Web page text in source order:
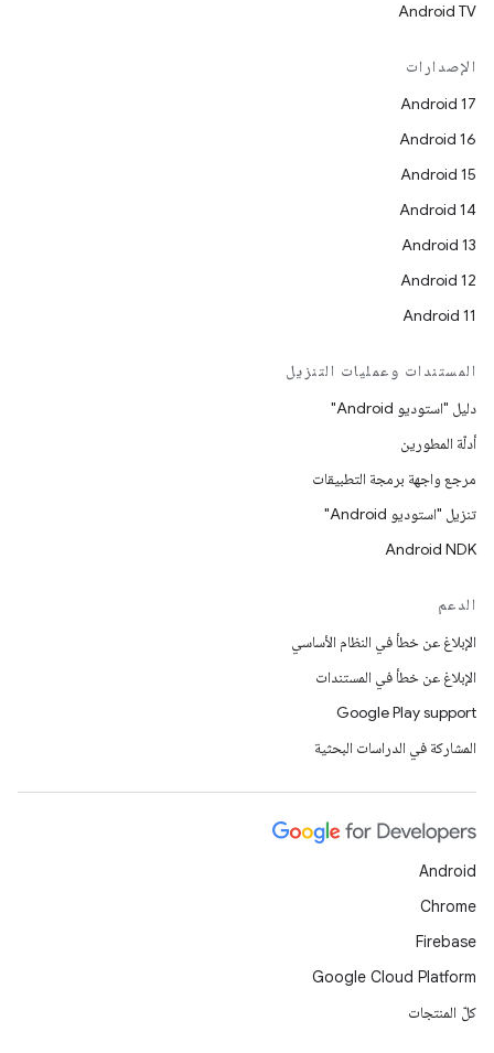
Android TV
الإصدارات
Android 17
Android 16
Android 15
Android 14
Android 13
Android 12
Android 11
المستندات وعمليات التنزيل
دليل "استوديو Android"
أدلّة المطورين
مرجع واجهة برمجة التطبيقات
تنزيل "استوديو Android"
Android NDK
الدعم
الإبلاغ عن خطأ في النظام الأساسي
الإبلاغ عن خطأ في المستندات
Google Play support
المشاركة في الدراسات البحثية
Android
Chrome
Firebase
Google Cloud Platform
كلّ المنتجات